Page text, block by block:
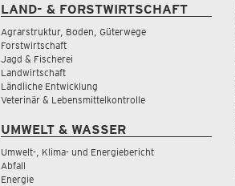
LAND- & FORSTWIRTSCHAFT
Agrarstruktur, Boden, Güterwege
Forstwirtschaft
Jagd & Fischerei
Landwirtschaft
Ländliche Entwicklung
Veterinär & Lebensmittelkontrolle
UMWELT & WASSER
Umwelt-, Klima- und Energiebericht
Abfall
Energie